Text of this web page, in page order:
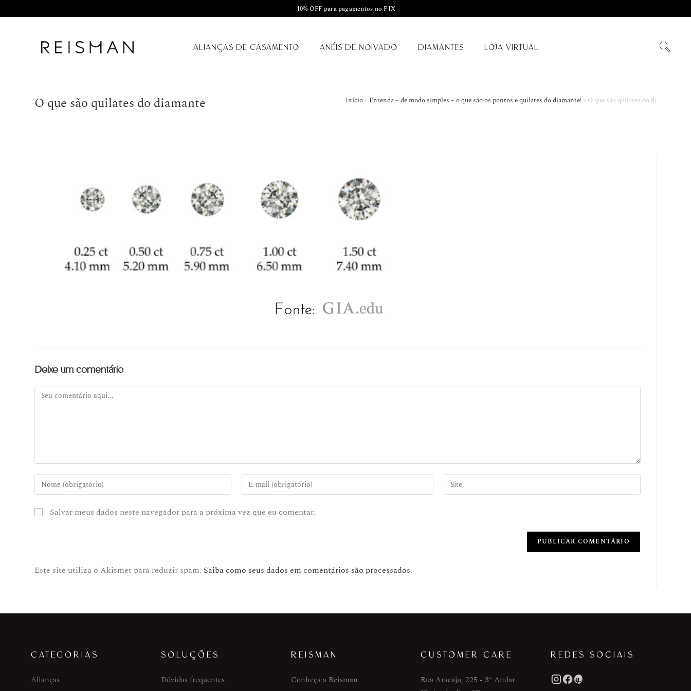
10% OFF para pagamentos no PIX
ALIANÇAS DE CASAMENTO ANÉIS DE NOIVADO DIAMANTES LOJA VIRTUAL
O que são quilates do diamante Início » Entenda – de modo simples – o que são os pontos e quilates do diamante! » O que são quilates do diamante
Deixe um comentário
Salvar meus dados neste navegador para a próxima vez que eu comentar.
Este site utiliza o Akismet para reduzir spam. Saiba como seus dados em comentários são processados.
CATEGORIAS
Alianças
SOLUÇÕES
Dúvidas frequentes
REISMAN
Conheça a Reisman
CUSTOMER CARE
Rua Aracaju, 225 - 3º Andar
REDES SOCIAIS